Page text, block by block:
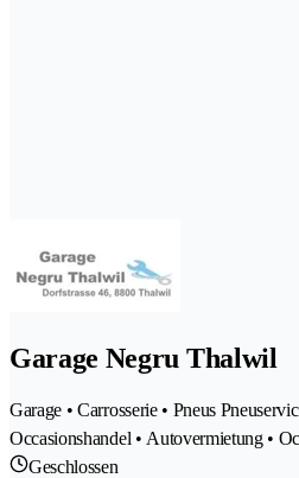
Garage Negru Thalwil
Garage • Carrosserie • Pneus
Occasionshandel • Autovermietung •
Geschlossen